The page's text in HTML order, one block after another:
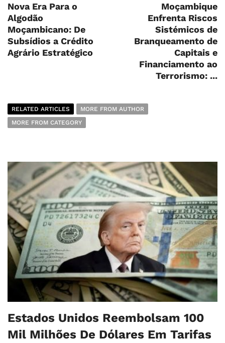
Nova Era Para o
Algodão
Moçambicano: De
Subsídios a Crédito
Agrário Estratégico
Moçambique
Enfrenta Riscos
Sistémicos de
Branqueamento de
Capitais e
Financiamento ao
Terrorismo: ...
RELATED ARTICLES
MORE FROM AUTHOR
MORE FROM CATEGORY
Estados Unidos Reembolsam 100
Mil Milhões De Dólares Em Tarifas